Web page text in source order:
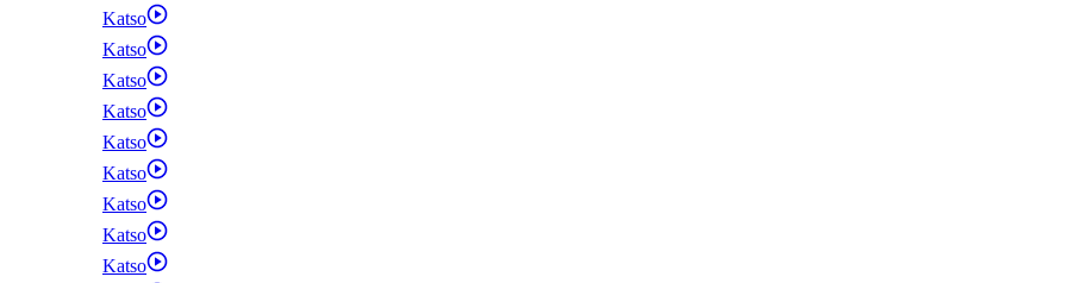
Katso
Katso
Katso
Katso
Katso
Katso
Katso
Katso
Katso